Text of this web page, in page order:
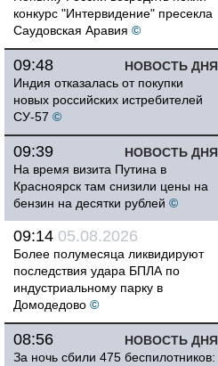
конкурс "Интервидение" пресекла
Саудовская Аравия ©
НОВОСТЬ ДНЯ
09:48
Индия отказалась от покупки
новых российских истребителей
СУ-57 ©
НОВОСТЬ ДНЯ
09:39
На время визита Путина в
Красноярск там снизили цены на
бензин на десятки рублей ©
09:14 05.08.2026
Более полумесяца ликвидируют
последствия удара БПЛА по
индустриальному парку в
Домодедово ©
НОВОСТЬ ДНЯ
08:56
За ночь сбили 475 беспилотников: